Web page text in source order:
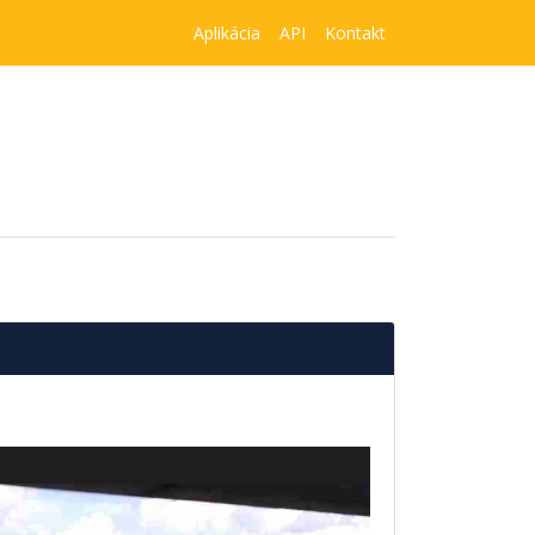
Aplikácia API Kontakt